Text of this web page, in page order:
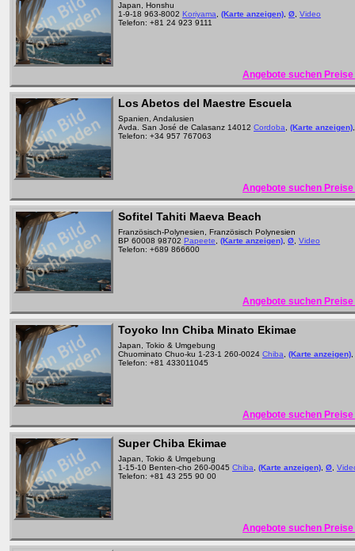
Japan, Honshu
1-9-18 963-8002 Koriyama (Karte anzeigen) Ø Video
Telefon: +81 24 923 9111
Angebote suchen
Los Abetos del Maestre Escuela
Spanien, Andalusien
Avda. San José de Calasanz 14012 Cordoba (Karte anzeigen)
Telefon: +34 957 767063
Angebote suchen
Sofitel Tahiti Maeva Beach
Französisch-Polynesien, Französisch Polynesien
BP 60008 98702 Papeete (Karte anzeigen) Ø Video
Telefon: +689 866600
Angebote suchen
Toyoko Inn Chiba Minato Ekimae
Japan, Tokio & Umgebung
Chuominato Chuo-ku 1-23-1 260-0024 Chiba (Karte anzeigen)
Telefon: +81 433011045
Angebote suchen
Super Chiba Ekimae
Japan, Tokio & Umgebung
1-15-10 Benten-cho 260-0045 Chiba (Karte anzeigen) Ø
Telefon: +81 43 255 90 00
Angebote suchen